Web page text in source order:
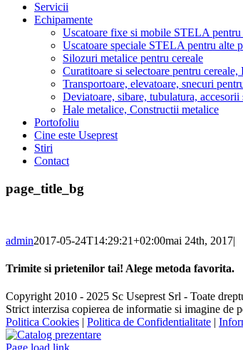
Servicii
Echipamente
Uscatoare fixe si mobile STELA pentru
Uscatoare speciale STELA pentru alte
Silozuri metalice pentru cereale
Curatitoare si selectoare pentru cereale,
Transportoare, elevatoare, snecuri
Deviatoare, sibare, tubulatura,
Hale metalice, Constructii metalice
Portofoliu
Cine este Useprest
Stiri
Contact
page_title_bg
admin2017-05-24T14:29:21+02:00mai 24th, 2017|
Trimite si prietenilor tai! Alege metoda favorita.
Facebook
X
Reddit
LinkedIn
Tumblr
Pinterest
Vk
Email
Copyright 2010 - 2025 Sc Useprest Srl - Toate
Strict interzisa copierea de informatie si imagine de
Politica Cookies | Politica de Confidentialitate |
Facebook
Pinterest
YouTube
Email
Catalog
prezentare